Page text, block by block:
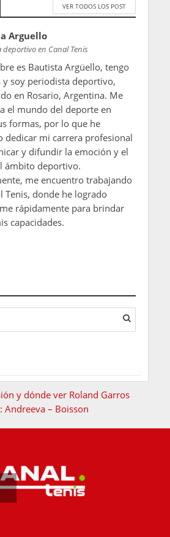
VER TODOS LOS POST
Arguello
deportivo en Canal Tenis
es Bautista Argüello, tengo
y soy periodista deportivo,
en Rosario, Argentina. Me
el mundo del deporte en
formas, por lo que he
dedicar mi carrera profesional
y difundir la emoción y el
ámbito deportivo.
me encuentro trabajando
Tenis, donde he logrado
rápidamente para brindar
capacidades.
y dónde ver Roland Garros
Andreeva – Boisson